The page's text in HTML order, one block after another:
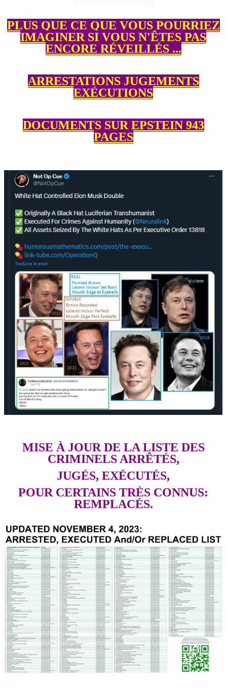
PLUS QUE CE QUE VOUS POURRIEZ
IMAGINER SI VOUS N'ÊTES PAS
ENCORE RÉVEILLÉS ...
ARRESTATIONS JUGEMENTS
EXÉCUTIONS
DOCUMENTS SUR EPSTEIN 943
PAGES
MISE À JOUR DE LA LISTE DES
CRIMINELS ARRÊTÉS,
JUGÉS, EXÉCUTÉS,
POUR CERTAINS TRÈS CONNUS:
REMPLACÉS.